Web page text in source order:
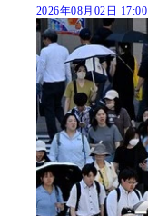
2026年08月02日 17:00